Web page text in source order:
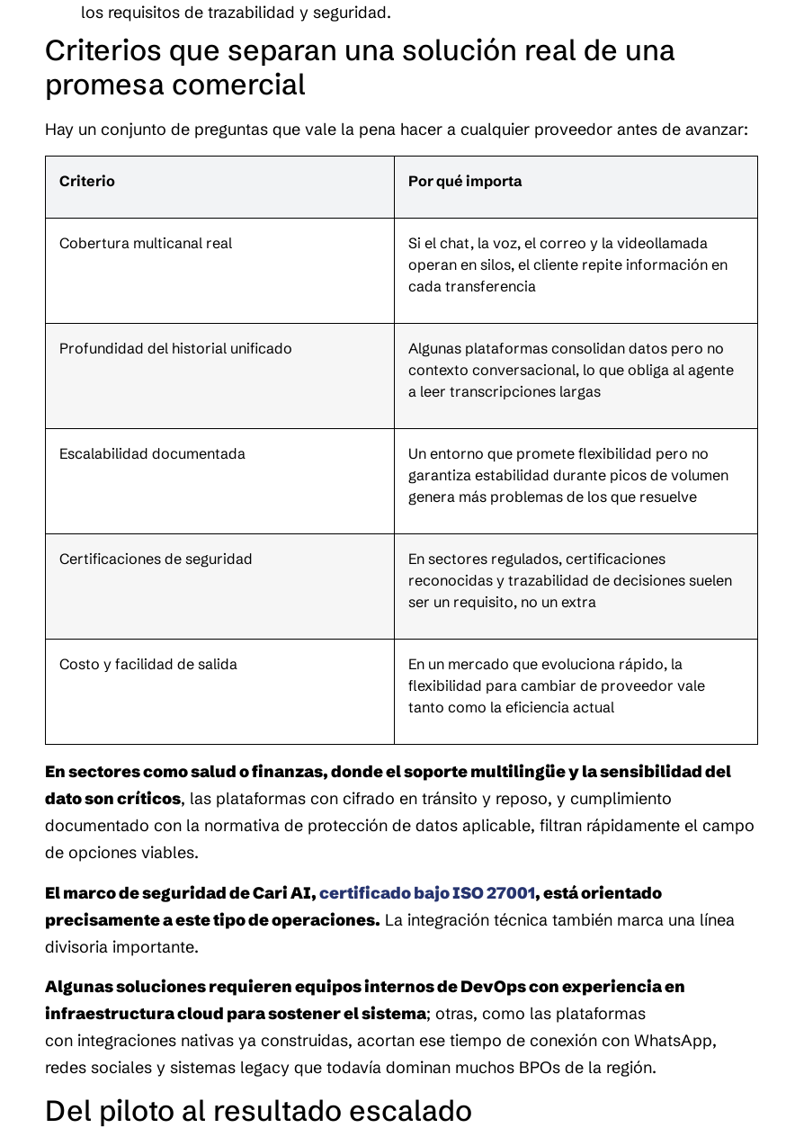
los requisitos de trazabilidad y seguridad.
Criterios que separan una solución real de una
promesa comercial
Hay un conjunto de preguntas que vale la pena hacer a cualquier proveedor antes de avanzar:
Criterio Por qué importa
Cobertura multicanal real
Si el chat, la voz, el correo y la videollamada
operan en silos, el cliente repite información en
cada transferencia
Profundidad del historial unificado
Algunas plataformas consolidan datos pero no
contexto conversacional, lo que obliga al agente
a leer transcripciones largas
Escalabilidad documentada
Un entorno que promete flexibilidad pero no
garantiza estabilidad durante picos de volumen
genera más problemas de los que resuelve
Certificaciones de seguridad
En sectores regulados, certificaciones
reconocidas y trazabilidad de decisiones suelen
ser un requisito, no un extra
Costo y facilidad de salida
En un mercado que evoluciona rápido, la
flexibilidad para cambiar de proveedor vale
tanto como la eficiencia actual
En sectores como salud o finanzas, donde el soporte multilingüe y la sensibilidad del
dato son críticos, las plataformas con cifrado en tránsito y reposo, y cumplimiento
documentado con la normativa de protección de datos aplicable, filtran rápidamente el campo
de opciones viables.
El marco de seguridad de Cari AI, certificado bajo ISO 27001, está orientado
precisamente a este tipo de operaciones. La integración técnica también marca una línea
divisoria importante.
Algunas soluciones requieren equipos internos de DevOps con experiencia en
infraestructura cloud para sostener el sistema; otras, como las plataformas
con integraciones nativas ya construidas, acortan ese tiempo de conexión con WhatsApp,
redes sociales y sistemas legacy que todavía dominan muchos BPOs de la región.
Del piloto al resultado escalado